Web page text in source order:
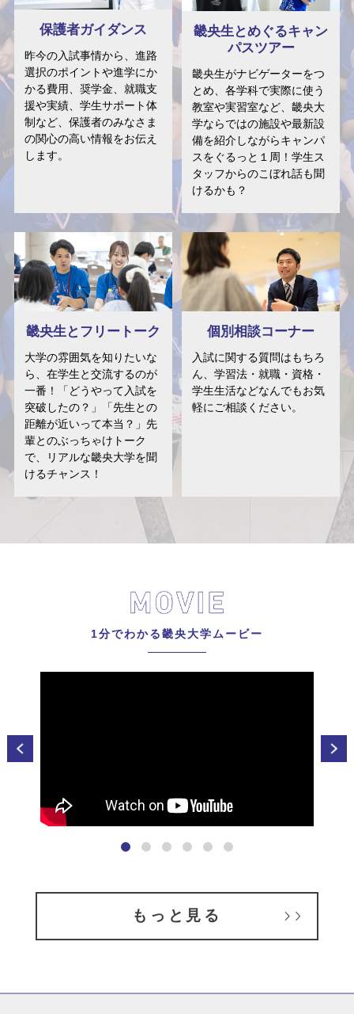
保護者ガイダンス
昨今の入試事情から、進路
選択のポイントや進学にか
かる費用、奨学金、就職支
援や実績、学生サポート体
制など、保護者のみなさま
の関心の高い情報をお伝え
します。
畿央生とめぐるキャン
パスツアー
畿央生がナビゲーターをつ
とめ、各学科で実際に使う
教室や実習室など、畿央大
学ならではの施設や最新設
備を紹介しながらキャンパ
スをぐるっと１周！学生ス
タッフからのこぼれ話も聞
けるかも？
畿央生とフリートーク
大学の雰囲気を知りたいな
ら、在学生と交流するのが
一番！「どうやって入試を
突破したの？」「先生との
距離が近いって本当？」先
輩とのぶっちゃけトーク
で、リアルな畿央大学を聞
けるチャンス！
個別相談コーナー
入試に関する質問はもちろ
ん、学習法・就職・資格・
学生生活などなんでもお気
軽にご相談ください。
1分でわかる畿央大学ムービー
もっと見る